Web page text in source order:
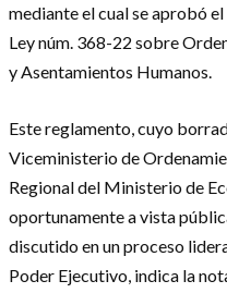
mediante el cual se aprobó
Ley núm. 368-22 sobre
y Asentamientos Humanos.
Este reglamento, cuyo
Viceministerio de
Regional del Ministerio de
oportunamente a vista
discutido en un proceso
Poder Ejecutivo, indica la